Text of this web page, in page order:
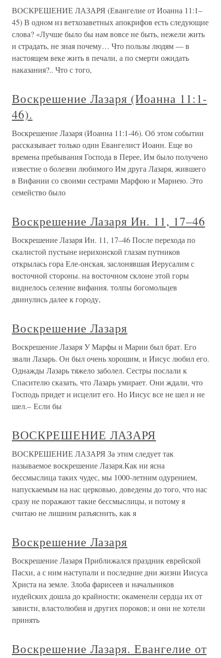
ВОСКРЕШЕНИЕ ЛАЗАРЯ (Евангелие от Иоанна 11:1–
45) В одном из ветхозаветных апокрифов есть следующие
слова? «Лучше было бы нам вовсе не быть, нежели жить
и страдать, не зная почему… Что пользы людям — в
настоящем веке жить в печали, а по смерти ожидать
наказания?.. Что с того,
Воскрешение Лазаря (Иоанна 11:1-
46).
Воскрешение Лазаря (Иоанна 11:1-46). Об этом событии
рассказывает только один Евангелист Иоанн. Еще во
времена пребывания Господа в Перее, Им было получено
известие о болезни любимого Им друга Лазаря, жившего
в Вифании со своими сестрами Марфою и Мариею. Это
семейство было
Воскрешение Лазаря Ин. 11, 17–46
Воскрешение Лазаря Ин. 11, 17–46 После перехода по
скалистой пустыне иерихонской глазам путников
открылась гора Еле-онская, заслонявшая Иерусалим с
восточной стороны. на восточном склоне этой горы
виднелось селение вифания. толпы богомольцев
двинулись далее к городу,
Воскрешение Лазаря
Воскрешение Лазаря У Марфы и Марии был брат. Его
звали Лазарь. Он был очень хорошим, и Иисус любил его.
Однажды Лазарь тяжело заболел. Сестры послали к
Спасителю сказать, что Лазарь умирает. Они ждали, что
Господь придет и исцелит его. Но Иисус все не шел и не
шел.– Если бы
ВОСКРЕШЕНИЕ ЛАЗАРЯ
ВОСКРЕШЕНИЕ ЛАЗАРЯ За этим следует так
называемое воскрешение Лазаря.Как ни ясна
бессмыслица таких чудес, мы 1000-летним одурением,
напускаемым на нас церковью, доведены до того, что нас
сразу не поражают такие бессмыслицы, и потому я
считаю не лишним разъяснить, как я
Воскрешение Лазаря
Воскрешение Лазаря Приближался праздник еврейской
Пасхи, а с ним наступали и последние дни жизни Иисуса
Христа на земле. Злоба фарисеев и начальников
иудейских дошла до крайности; окаменели сердца их от
зависти, властолюбия и других пороков; и они не хотели
принять
Воскрешение Лазаря. Евангелие от